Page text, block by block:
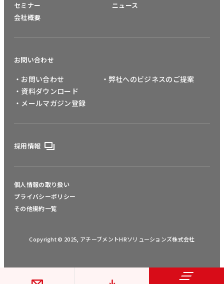
セミナー
会社概要
ニュース
お問い合わせ
・お問い合わせ
・資料ダウンロード
・メールマガジン登録
・弊社へのビジネスのご提案
採用情報
個人情報の取り扱い
プライバシーポリシー
その他規約一覧
Copyright © 2025, アチーブメントHRソリューションズ株式会社